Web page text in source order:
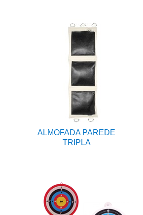
ALMOFADA PAREDE
TRIPLA